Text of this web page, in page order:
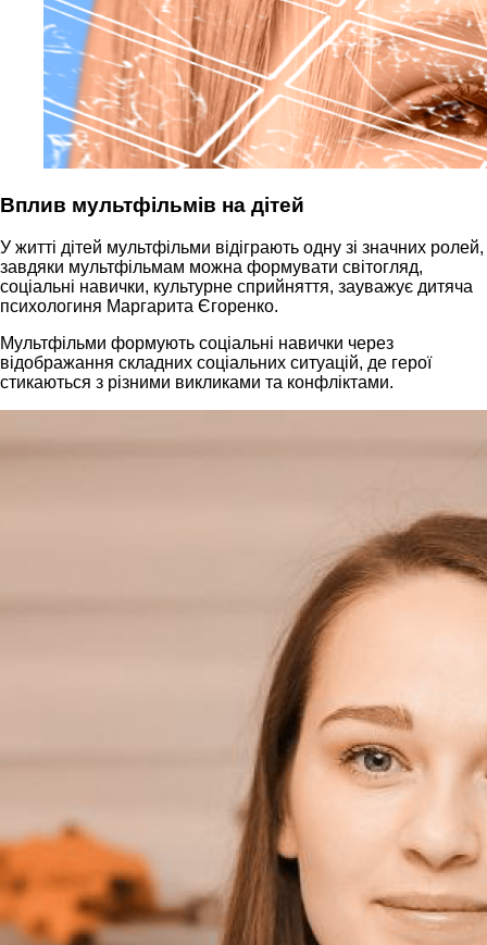
Вплив мультфільмів на дітей
У житті дітей мультфільми відіграють одну зі значних ролей,
завдяки мультфільмам можна формувати світогляд,
соціальні навички, культурне сприйняття, зауважує дитяча
психологиня Маргарита Єгоренко.
Мультфільми формують соціальні навички через
відображання складних соціальних ситуацій, де герої
стикаються з різними викликами та конфліктами.